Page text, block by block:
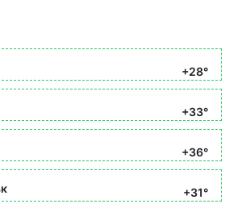
+28°
+33°
+36°
+31°